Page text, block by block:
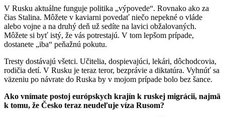
V Rusku aktuálne funguje politika „výpovede“. Rovnako ako za
čias Stalina. Môžete v kaviarni povedať niečo nepekné o vláde
alebo vojne a na druhý deň už sedíte na lavici obžalovaných.
Môžete si byť istý, že vás potrestajú. V tom lepšom prípade,
dostanete „iba“ peňažnú pokutu.
Tresty dostávajú všetci. Učitelia, dospievajúci, lekári, dôchodcovia,
rodičia detí. V Rusku je teraz teror, bezprávie a diktatúra. Vyhnúť sa
väzeniu po návrate do Ruska by v mojom prípade bolo bez šance.
Ako vnímate postoj európskych krajín k ruskej migrácii, najmä
k tomu, že Česko teraz neudeľuje víza Rusom?